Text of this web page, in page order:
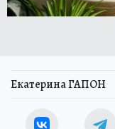
Екатерина ГАПОН